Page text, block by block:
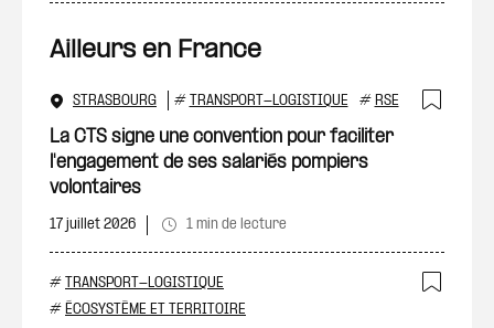
Ailleurs en France
STRASBOURG # TRANSPORT-LOGISTIQUE # RSE
La CTS signe une convention pour faciliter
l'engagement de ses salariés pompiers
volontaires
17 juillet 2026 1 min de lecture
# TRANSPORT-LOGISTIQUE
# ÉCOSYSTÈME ET TERRITOIRE